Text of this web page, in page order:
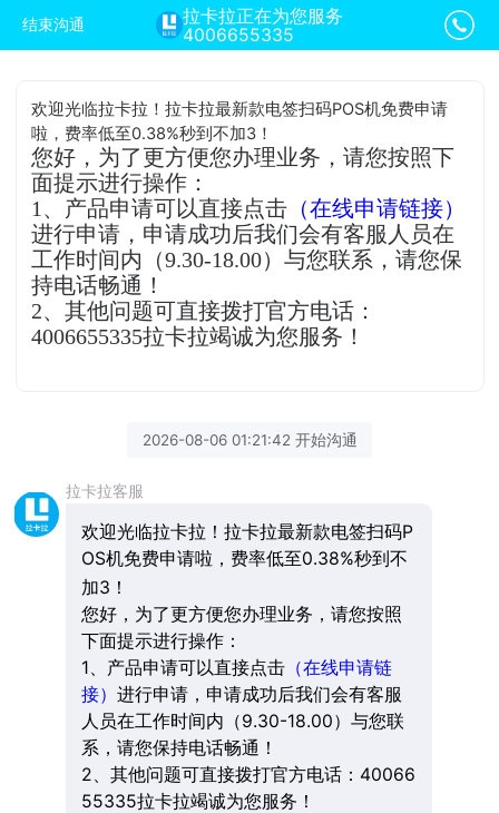
结束沟通
拉卡拉正在为您服务
4006655335
欢迎光临拉卡拉！拉卡拉最新款电签扫码POS机免费申请
啦，费率低至0.38%秒到不加3！
您好，为了更方便您办理业务，请您按照下
面提示进行操作：
1、产品申请可以直接点击 （在线申请链接）
进行申请，申请成功后我们会有客服人员在
工作时间内（9.30-18.00）与您联系，请您保
持电话畅通！
2、其他问题可直接拨打官方电话：
4006655335拉卡拉竭诚为您服务！
2026-08-06 01:21:42 开始沟通
拉卡拉客服
欢迎光临拉卡拉！拉卡拉最新款电签扫码P
OS机免费申请啦，费率低至0.38%秒到不
加3！
您好，为了更方便您办理业务，请您按照
下面提示进行操作：
1、产品申请可以直接点击（在线申请链
接） 进行申请，申请成功后我们会有客服
人员在工作时间内（9.30-18.00）与您联
系，请您保持电话畅通！
2、其他问题可直接拨打官方电话：40066
55335拉卡拉竭诚为您服务！